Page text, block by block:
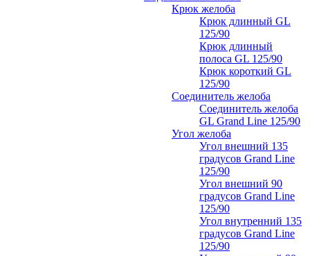
Крюк желоба
Крюк длинный GL
125/90
Крюк длинный
полоса GL 125/90
Крюк короткий GL
125/90
Соединитель желоба
Соединитель желоба
GL Grand Line 125/90
Угол желоба
Угол внешний 135
градусов Grand Line
125/90
Угол внешний 90
градусов Grand Line
125/90
Угол внутренний 135
градусов Grand Line
125/90